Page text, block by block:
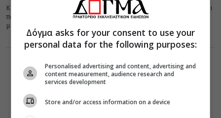
Κατά την πρώτη Κυριακή του Νοεμβρίου, στην Καστοριά τιμάται
πανηγυρικά ο περίδοξος Οσιομάρτυς Ιάκωβος ο εκ Καστορίας
μαζί με...
Δόγμα asks for your consent to use your
personal data for the following purposes:
Personalised advertising and content, advertising and
content measurement, audience research and
services development
Store and/or access information on a device